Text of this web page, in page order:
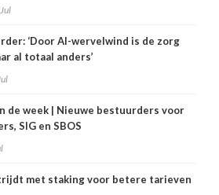
‘Door AI-wervelwind is de zorg
al totaal anders’
de week | Nieuwe bestuurders voor
SIG en SBOS
met staking voor betere tarieven